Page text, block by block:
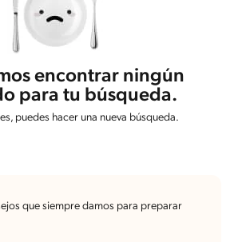
encontrar ningún
para tu búsqueda.
puedes hacer una nueva búsqueda.
que siempre damos para preparar